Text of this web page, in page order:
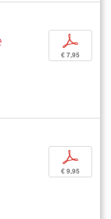
p
€ 7,95
p
€ 9,95